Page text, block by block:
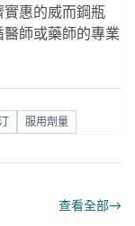
實惠的威而鋼瓶
醫師或藥師的專業
服用劑量
查看全部→